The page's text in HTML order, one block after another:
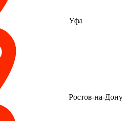
Уфа
Ростов-на-Дону